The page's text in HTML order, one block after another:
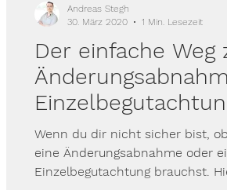
Der einfache Weg
Wenn du dir nicht sicher bist,
eine Änderungsabnahme oder
Einzelbegutachtung brauchst.
Andreas Stegh
30. März 2020
1 Min. Lesezeit